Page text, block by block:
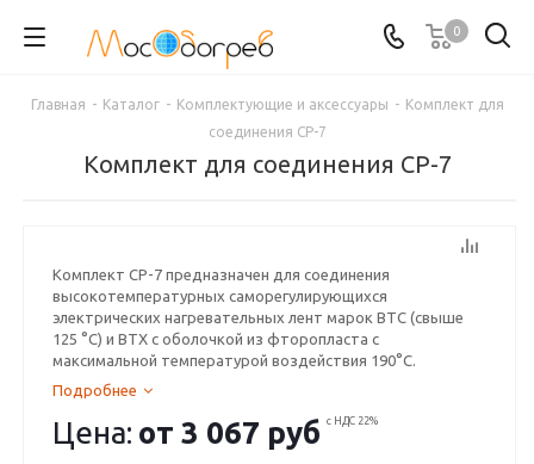
0
Главная - Каталог - Комплектующие и аксессуары - Комплект для
соединения СР-7
Комплект для соединения СР-7
Комплект СР-7 предназначен для соединения
высокотемпературных саморегулирующихся
электрических нагревательных лент марок BTC (свыше
125 °С) и BTX c оболочкой из фторопласта с
максимальной температурой воздействия 190°С.
Подробнее
Цена: от3 067 руб с НДС 22%